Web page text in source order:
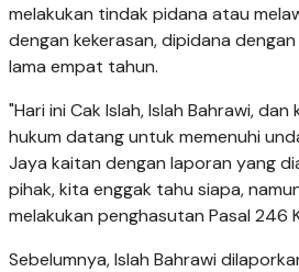
melakukan tindak pidana atau
dengan kekerasan, dipidana
lama empat tahun.
"Hari ini Cak Islah, Islah Bahrawi,
hukum datang untuk memenuhi
Jaya kaitan dengan laporan yang
pihak, kita enggak tahu siapa,
melakukan penghasutan Pasal 246
Sebelumnya, Islah Bahrawi